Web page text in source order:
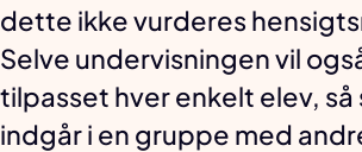
dette ikke vurderes
Selve undervisningen vil
tilpasset hver enkelt elev, så
indgår i en gruppe med